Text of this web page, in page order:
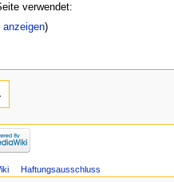
verwendet:
)
Haftungsausschluss